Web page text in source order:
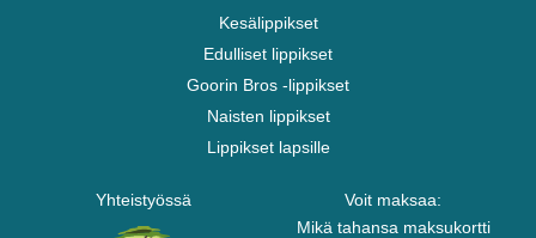
Kesälippikset
Edulliset lippikset
Goorin Bros -lippikset
Naisten lippikset
Lippikset lapsille
Yhteistyössä
Voit maksaa:
Mikä tahansa maksukortti